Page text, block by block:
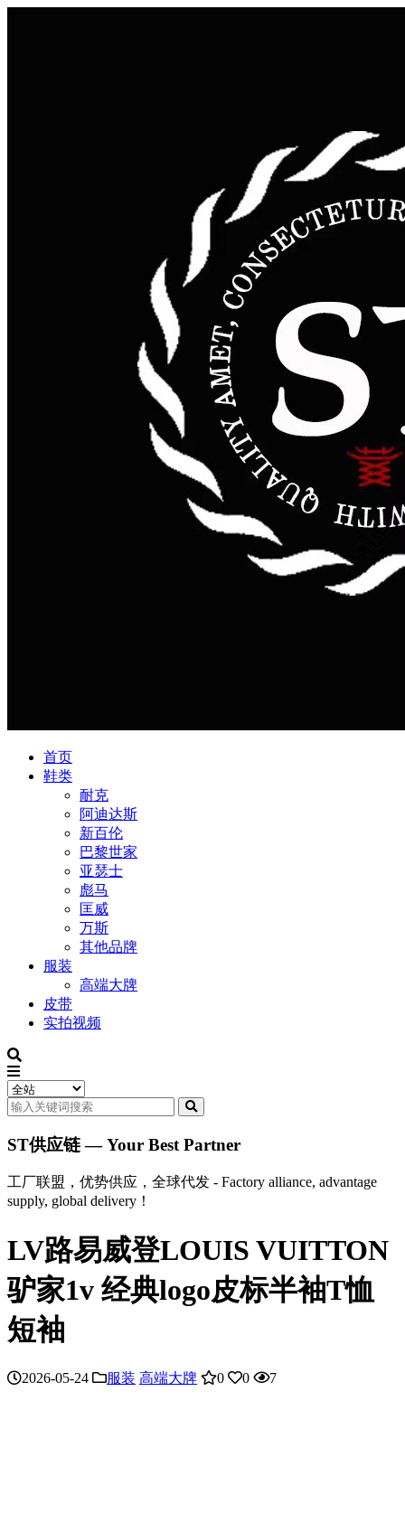
首页
鞋类
耐克
阿迪达斯
新百伦
巴黎世家
亚瑟士
彪马
匡威
万斯
其他品牌
服装
高端大牌
皮带
实拍视频
ST供应链 — Your Best Partner
工厂联盟，优势供应，全球代发 - Factory alliance, advantage
supply, global delivery！
LV路易威登LOUIS VUITTON
驴家1v 经典logo皮标半袖T恤
短袖
2026-05-24 服装 高端大牌 0 0 7